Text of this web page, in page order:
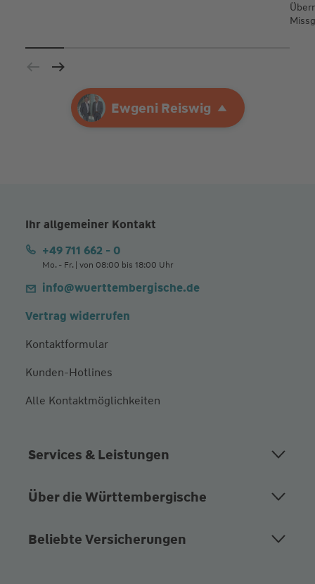
Ihre Agentur Ewgeni Reiswig
Ewgeni Reiswig
Ihr allgemeiner Kontakt
+49 711 662 - 0
Mo. - Fr. | von 08:00 bis 18:00 Uhr
info@wuerttembergische.de
Vertrag widerrufen
Kontaktformular
Kunden-Hotlines
Alle Kontaktmöglichkeiten
Services & Leistungen
Über die Württembergische
Beliebte Versicherungen